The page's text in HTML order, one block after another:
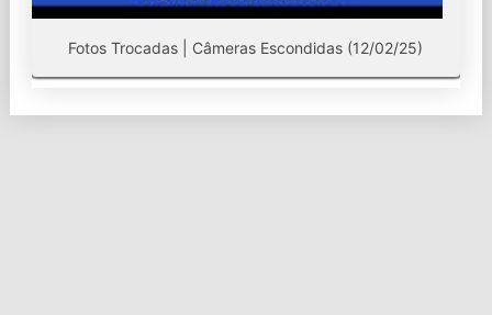
Fotos Trocadas | Câmeras Escondidas (12/02/25)